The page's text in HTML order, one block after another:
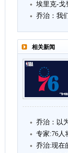
埃里克-戈
乔治：我
相关新闻
乔治：以
专家:76人
乔治:现在